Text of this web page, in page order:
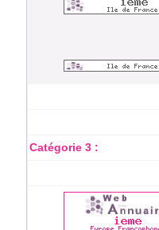
Catégorie 3 :